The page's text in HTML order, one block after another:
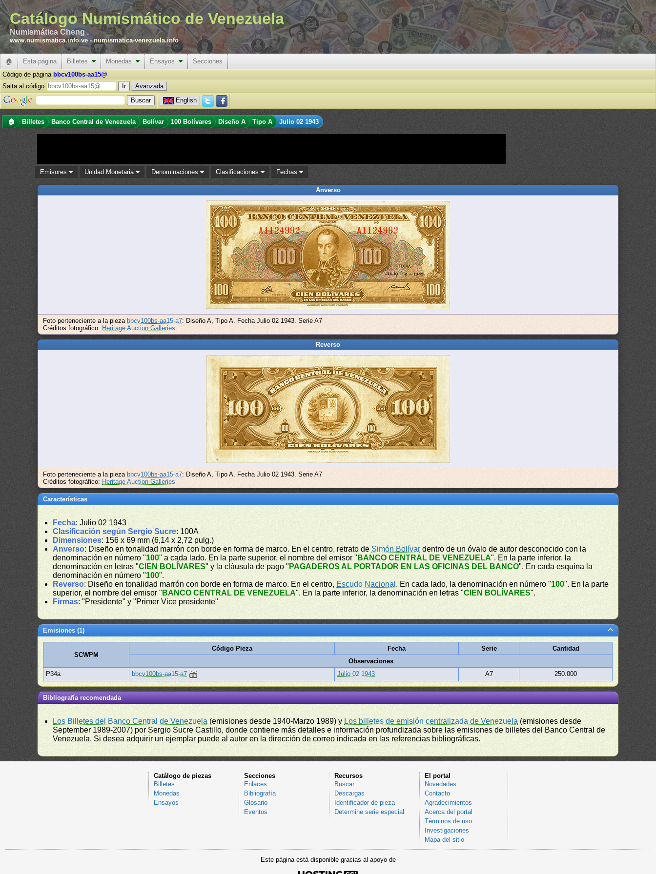
Catálogo Numismático de Venezuela
Numismática Cheng .
www.numismatica.info.ve -numismatica-venezuela.info
🏠 Esta página Billetes Monedas Ensayos
Secciones
Código de página bbcv100bs-aa15@
Salta al código
Avanzada
English
🏠 Billetes Banco Central de Venezuela Bolívar 100 Bolívares Diseño A Tipo A Julio 02 1943
Emisores Unidad Monetaria Denominaciones Clasificaciones Fechas
Anverso
Foto perteneciente a la pieza bbcv100bs-aa15-a7: Diseño A, Tipo A. Fecha Julio 02 1943. Serie A7
Créditos fotográfico: Heritage Auction Galleries
Reverso
Foto perteneciente a la pieza bbcv100bs-aa15-a7: Diseño A, Tipo A. Fecha Julio 02 1943. Serie A7
Créditos fotográfico: Heritage Auction Galleries
Características
Fecha: Julio 02 1943
Clasificación según Sergio Sucre: 100A
Dimensiones: 156 x 69 mm (6,14 x 2,72 pulg.)
Anverso: Diseño en tonalidad marrón con borde en forma de marco. En el centro, retrato de Simón Bolívar dentro de un óvalo de autor desconocido con la
denominación en número "100" a cada lado. En la parte superior, el nombre del emisor " BANCO CENTRAL DE VENEZUELA". En la parte inferior, la
denominación en letras "CIEN BOLÍVARES" y la cláusula de pago " PAGADEROS AL PORTADOR EN LAS OFICINAS DEL BANCO". En cada esquina la
denominación en número "100".
Reverso: Diseño en tonalidad marrón con borde en forma de marco. En el centro, Escudo Nacional . En cada lado, la denominación en número "100". En la parte
superior, el nombre del emisor " BANCO CENTRAL DE VENEZUELA". En la parte inferior, la denominación en letras "CIEN BOLÍVARES".
Firmas: "Presidente" y "Primer Vice presidente"
Emisiones (1)
SCWPM
Código Pieza Fecha Serie
Cantidad
Observaciones
P34a
bbcv100bs-aa15-a7 Julio 02 1943 A7 250.000
Bibliografía recomendada
Los Billetes del Banco Central de Venezuela (emisiones desde 1940-Marzo 1989) y Los billetes de emisión centralizada de Venezuela (emisiones desde
September 1989-2007) por Sergio Sucre Castillo, donde contiene más detalles e información profundizada sobre las emisiones de billetes del Banco Central de
Venezuela. Si desea adquirir un ejemplar puede al autor en la dirección de correo indicada en las referencias bibliográficas.
Catálogo de piezas
Billetes
Monedas
Ensayos
Secciones
Enlaces
Bibliografía
Glosario
Eventos
Recursos
Buscar
Descargas
Identificador de pieza
Determine serie especial
El portal
Novedades
Contacto
Agradecimientos
Acerca del portal
Términos de uso
Investigaciones
Mapa del sitio
Este página está disponible gracias al apoyo de